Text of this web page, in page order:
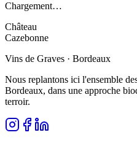
Chargement…
Château
Cazebonne
Vins de Graves · Bordeaux
Nous replantons ici l'ensemble
Bordeaux, dans une approche
terroir.